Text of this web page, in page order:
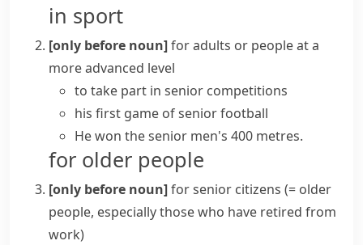
in sport
[only before noun]for adults or people at a
more advanced level
to take part in senior competitions
his first game of senior football
He won the senior men's 400 metres.
for older people
[only before noun]forsenior citizens (= older
people, especially those who have retired from
work)